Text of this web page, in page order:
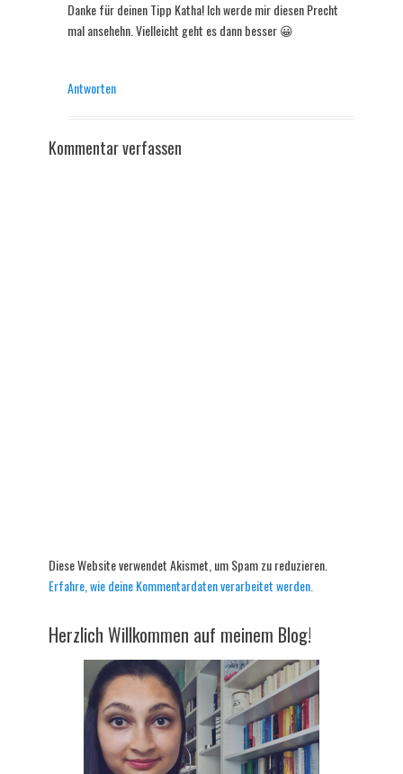
Danke für deinen Tipp Katha! Ich werde mir diesen Precht
mal ansehehn. Vielleicht geht es dann besser 😀
Antworten
Kommentar verfassen
Diese Website verwendet Akismet, um Spam zu reduzieren.
Erfahre, wie deine Kommentardaten verarbeitet werden.
Herzlich Willkommen auf meinem Blog!